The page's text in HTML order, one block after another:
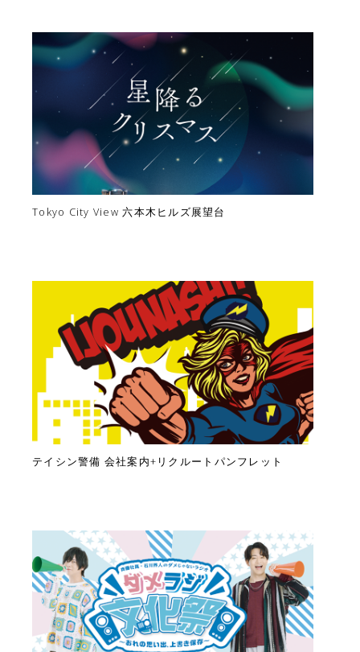
Tokyo City View 六本木ヒルズ展望台
テイシン警備 会社案内+リクルートパンフレット